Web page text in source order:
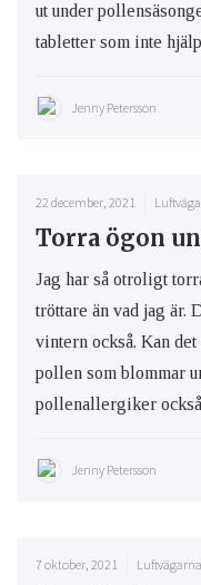
ut under
tabletter som inte
Jenny Petersson
22 december, 2021
Torra ögon
Jag har så otroligt
tröttare än vad jag är.
vintern också. Kan
pollen som blommar
pollenallergiker
Jenny Petersson
7 oktober, 2021